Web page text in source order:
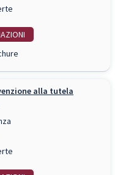
alla tutela